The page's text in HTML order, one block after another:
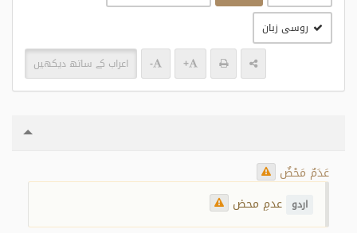
روسی زبان
+
- اعراب کے ساتھ دیکھیں
عَدَمٌ مَحْضٌ
اردو عدمِ محض